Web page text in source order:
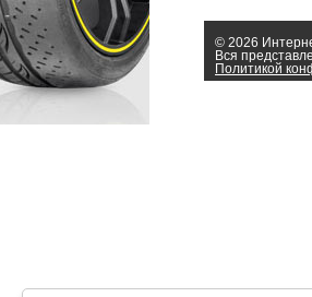
© 2026
Вся
Политикой